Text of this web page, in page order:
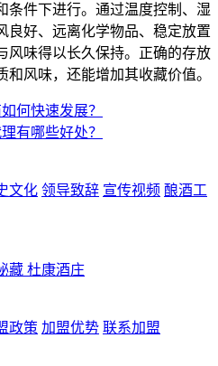
条件下进行。通过温度控制、湿
良好、远离化学物品、稳定放置
风味得以长久保持。正确的存放
风味，还能增加其收藏价值。
何快速发展？
有哪些好处？
文化 领导致辞 宣传视频 酿酒工
藏 杜康酒庄
政策 加盟优势 联系加盟